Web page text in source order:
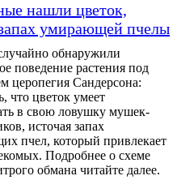
нашли цветок,
умирающей пчелы
обнаружили
поведение растения под
церопегия Сандерсона:
что цветок умеет
в свою ловушку мушек-
источая запах
пчел, который привлекает
Подробнее о схеме
обмана читайте далее.